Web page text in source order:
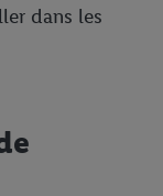
dans les